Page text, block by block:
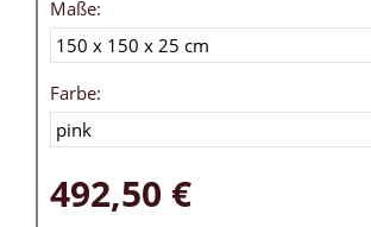
Maße:
Farbe:
492,50 €